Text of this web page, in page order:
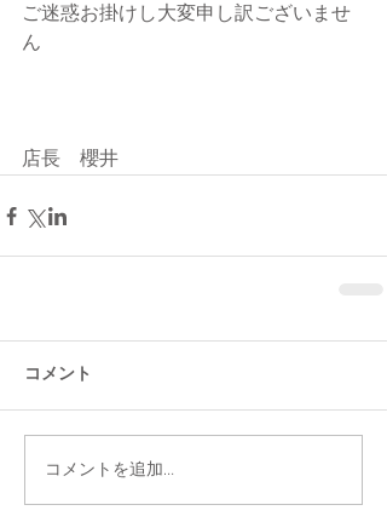
ご迷惑お掛けし大変申し訳ございませ
ん
店長　櫻井
コメント
コメントを追加…